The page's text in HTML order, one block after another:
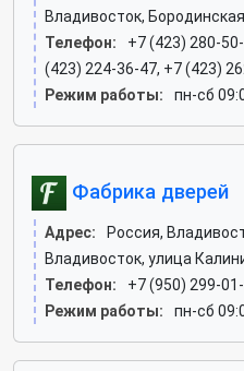
Владивосток,
Телефон:
+7 (423) 280-
(423) 224-36-47, +7 (423)
Режим работы:
пн-сб
Фабрика дверей
Адрес:
Россия,
Владивосток, улица
Телефон:
+7 (950) 299-
Режим работы:
пн-сб